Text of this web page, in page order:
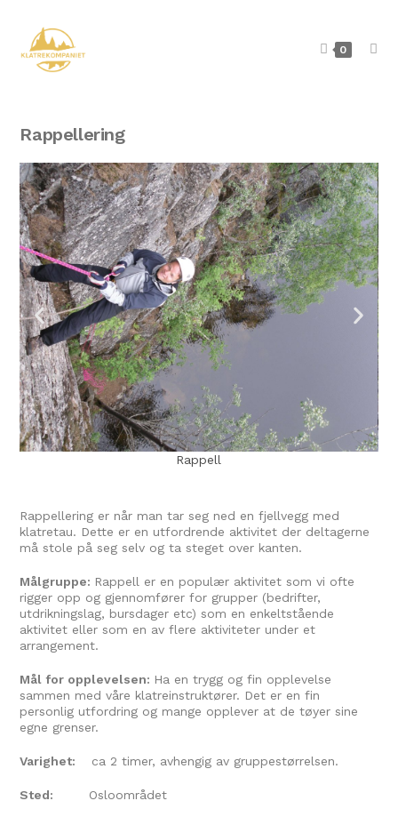
0
Rappellering
Rappell
Rappellering er når man tar seg ned en fjellvegg med
klatretau. Dette er en utfordrende aktivitet der deltagerne
må stole på seg selv og ta steget over kanten.
Målgruppe: Rappell er en populær aktivitet som vi ofte
rigger opp og gjennomfører for grupper (bedrifter,
utdrikningslag, bursdager etc) som en enkeltstående
aktivitet eller som en av flere aktiviteter under et
arrangement.
Mål for opplevelsen: Ha en trygg og fin opplevelse
sammen med våre klatreinstruktører. Det er en fin
personlig utfordring og mange opplever at de tøyer sine
egne grenser.
Varighet: ca 2 timer, avhengig av gruppestørrelsen.
Sted: Osloområdet